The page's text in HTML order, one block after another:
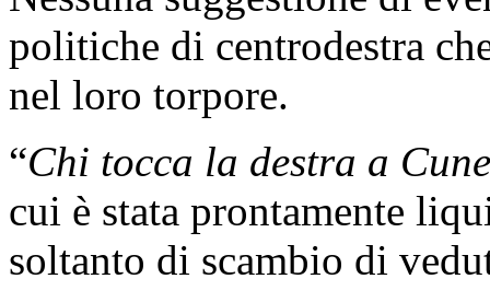
politiche di centrodestra
nel loro torpore.
“Chi tocca la destra a
cui è stata prontamente
soltanto di scambio di